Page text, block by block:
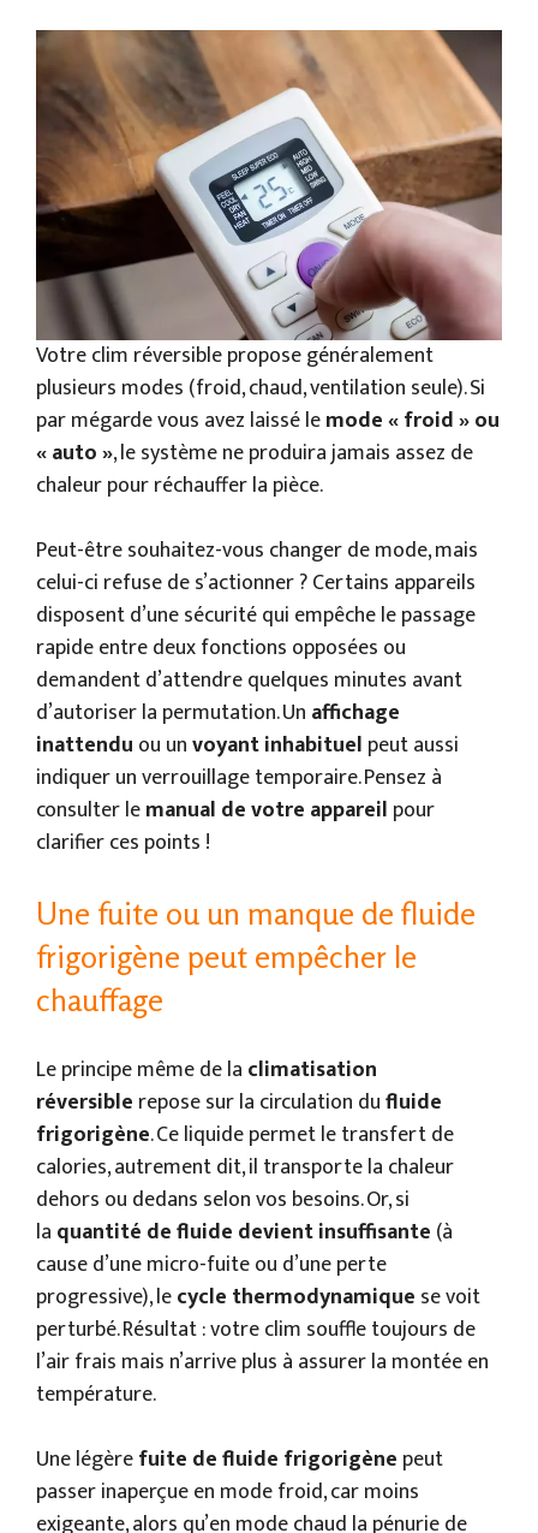
Votre clim réversible propose généralement
plusieurs modes (froid, chaud, ventilation seule). Si
par mégarde vous avez laissé lemode « froid » ou
« auto », le système ne produira jamais assez de
chaleur pour réchauffer la pièce.
Peut-être souhaitez-vous changer de mode, mais
celui-ci refuse de s’actionner ? Certains appareils
disposent d’une sécurité qui empêche le passage
rapide entre deux fonctions opposées ou
demandent d’attendre quelques minutes avant
d’autoriser la permutation. Un affichage
inattendu ou unvoyant inhabituel peut aussi
indiquer un verrouillage temporaire. Pensez à
consulter lemanual de votre appareil pour
clarifier ces points !
Une fuite ou un manque de fluide
frigorigène peut empêcher le
chauffage
Le principe même de la climatisation
réversible repose sur la circulation dufluide
frigorigène. Ce liquide permet le transfert de
calories, autrement dit, il transporte la chaleur
dehors ou dedans selon vos besoins. Or, si
la quantité de fluide devient insuffisante (à
cause d’une micro-fuite ou d’une perte
progressive), lecycle thermodynamique se voit
perturbé. Résultat : votre clim souffle toujours de
l’air frais mais n’arrive plus à assurer la montée en
température.
Une légèrefuite de fluide frigorigène peut
passer inaperçue en mode froid, car moins
exigeante, alors qu’en mode chaud la pénurie de